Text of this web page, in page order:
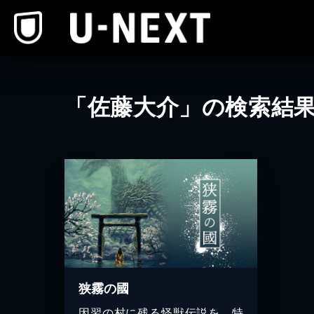
「佐藤大介」の検索結
狭霧の國